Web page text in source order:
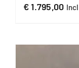
€1.795,00